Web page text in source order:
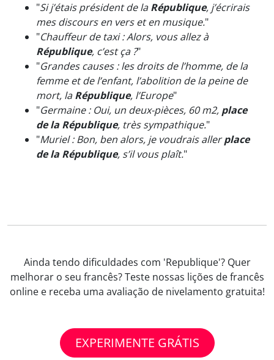
"Si j’étais président de laRépublique, j’écrirais
mes discours en vers et en musique."
"Chauffeur de taxi : Alors, vous allez à
République, c’est ça ?"
"Grandes causes : les droits de l’homme, de la
femme et de l’enfant, l’abolition de la peine de
mort, laRépublique, l’Europe"
"Germaine : Oui, un deux-pièces, 60 m2, place
de la République, très sympathique."
"Muriel : Bon, ben alors, je voudrais allerplace
de la République, s’il vous plaît."
Ainda tendo dificuldades com 'Republique'? Quer
melhorar o seu francês? Teste nossas lições de francês
online e receba uma avaliação de nivelamento gratuita!
EXPERIMENTE GRÁTIS